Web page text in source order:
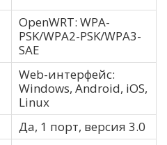
OpenWRT: WPA-
PSK/WPA2-PSK/WPA3-
SAE
Web-интерфейс:
Windows, Android, iOS,
Linux
Да, 1 порт, версия 3.0